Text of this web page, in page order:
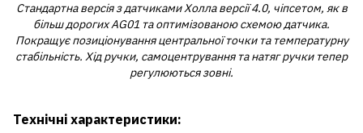
Стандартна версія з датчиками Холла версії 4.0, чіпсетом, як в
більш дорогих AG01 та оптимізованою схемою датчика.
Покращує позиціонування центральної точки та температурну
стабільність. Хід ручки, самоцентрування та натяг ручки тепер
регулюються зовні.
Технічні характеристики: